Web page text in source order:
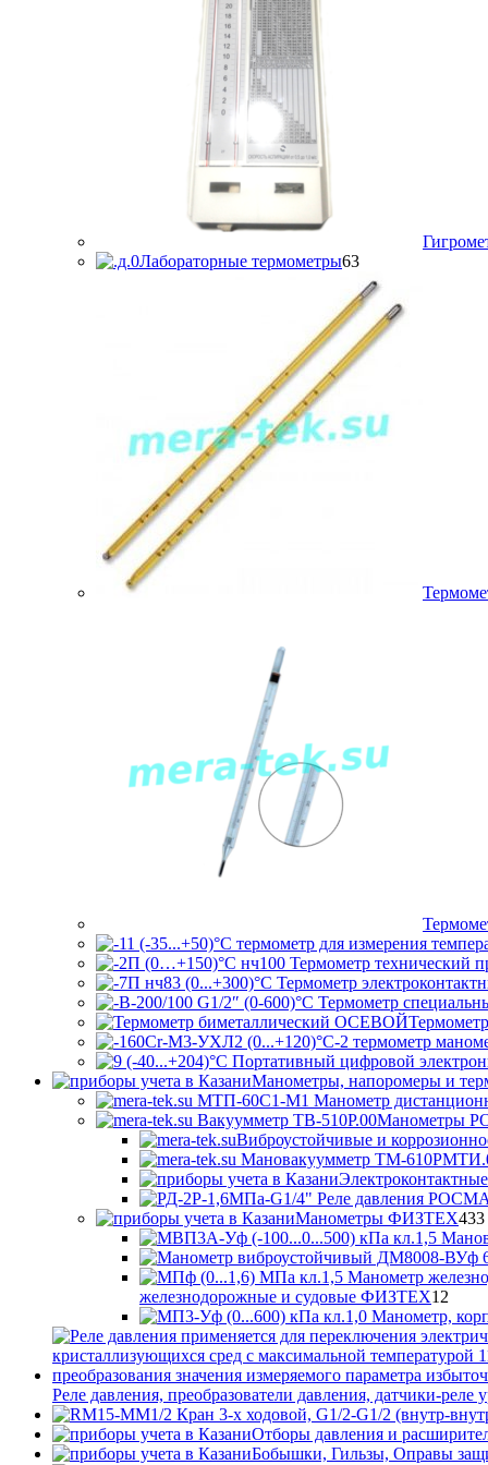
Лабораторные термометры6363
товара
Манометры, напоромеры и
Манометры
Виброустойчивые и
Манометры ФИЗТЕХ433
железнодорожные и судовые ФИЗТЕХ12
Реле давления, преобразователи давления, датчики-реле
Отборы давления и
Бобышки, Гильзы, Оправы